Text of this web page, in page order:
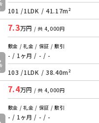
101 /1LDK / 41.17m²
7.3万円 / 共 4,000円
敷金 / 礼金 / 保証 / 敷引
- / 1ヶ月 / - / -
103 /1LDK / 38.40m²
7.4万円 / 共 4,000円
敷金 / 礼金 / 保証 / 敷引
- / 1ヶ月 / - / -